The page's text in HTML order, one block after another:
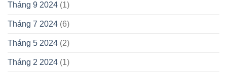
Tháng 9 2024 (1)
Tháng 7 2024 (6)
Tháng 5 2024 (2)
Tháng 2 2024 (1)